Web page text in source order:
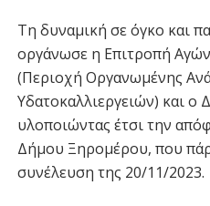
Τη δυναμική σε όγκο και
οργάνωσε η Επιτροπή
(Περιοχή Οργανωμένης
Υδατοκαλλιεργειών) και
υλοποιώντας έτσι την
Δήμου Ξηρομέρου, που
συνέλευση της 20/11/2023.